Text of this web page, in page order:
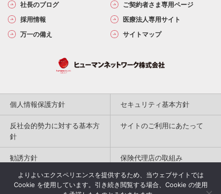
社長のブログ
ご契約者さま専用ページ
採用情報
医療法人専用サイト
万一の備え
サイトマップ
個人情報保護方針 セキュリティ基本方針
反社会的勢力に対する基本方
針
サイトのご利用にあたって
勧誘方針 保険代理店の取組み
特定商取引法に基づく表記
よりよいエクスペリエンスを提供するため、当ウェブサイトでは
Cookie を使用しています。引き続き閲覧する場合、Cookie の使用